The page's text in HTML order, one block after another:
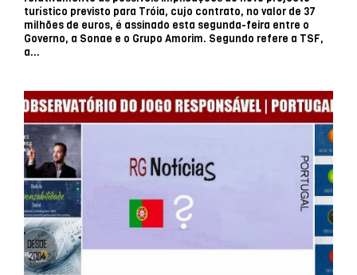
turístico previsto para Tróia, cujo contrato, no valor de 37
milhões de euros, é assinado esta segunda-feira entre o
Governo, a Sonae e o Grupo Amorim. Segundo refere a TSF,
a...